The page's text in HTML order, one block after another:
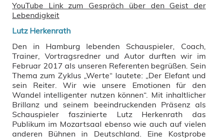
YouTube Link zum Gespräch über den Geist der
Lebendigkeit
Lutz Herkenrath
Den in Hamburg lebenden Schauspieler, Coach,
Trainer, Vortragsredner und Autor durften wir im
Februar 2017 als unseren Referenten begrüßen. Sein
Thema zum Zyklus „Werte“ lautete: „Der Elefant und
sein Reiter. Wir wie unsere Emotionen für den
Wandel intelligenter nutzen können“. Mit inhaltlicher
Brillanz und seinem beeindruckenden Präsenz als
Schauspieler faszinierte Lutz Herkenrath das
Publikum im Mozartsaal ebenso wie auch auf vielen
anderen Bühnen in Deutschland. Eine Kostprobe